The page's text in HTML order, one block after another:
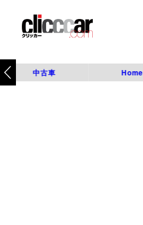
中古車 Home